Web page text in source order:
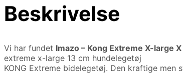
Beskrivelse
Vi har fundet Imazo – Kong Extreme X-large
extreme x-large 13 cm hundelegetøj
KONG Extreme bidelegetøj. Den kraftige